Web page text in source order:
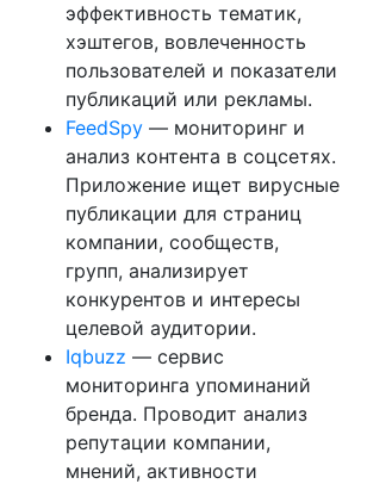
эффективность тематик,
хэштегов, вовлеченность
пользователей и показатели
публикаций или рекламы.
FeedSpy — мониторинг и
анализ контента в соцсетях.
Приложение ищет вирусные
публикации для страниц
компании, сообществ,
групп, анализирует
конкурентов и интересы
целевой аудитории.
Iqbuzz — сервис
мониторинга упоминаний
бренда. Проводит анализ
репутации компании,
мнений, активности